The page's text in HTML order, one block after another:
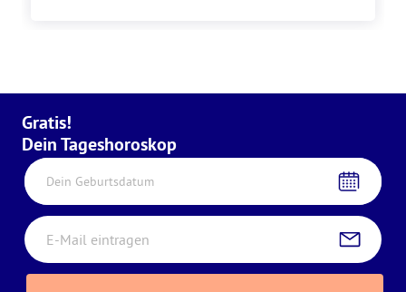
Gratis!
Dein Tageshoroskop
Dein Geburtsdatum